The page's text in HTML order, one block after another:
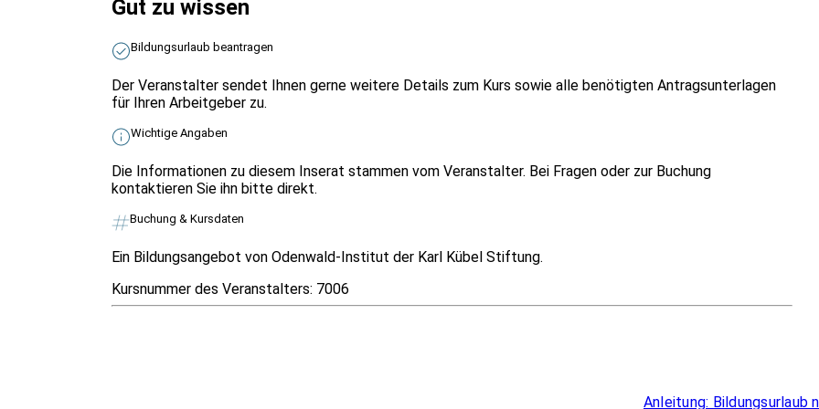
Gut zu wissen
Bildungsurlaub beantragen
Der Veranstalter sendet Ihnen gerne weitere Details zum Kurs sowie alle benötigten Antragsunterlagen
für Ihren Arbeitgeber zu.
Wichtige Angaben
Die Informationen zu diesem Inserat stammen vom Veranstalter. Bei Fragen oder zur Buchung
kontaktieren Sie ihn bitte direkt.
Buchung & Kursdaten
Ein Bildungsangebot von Odenwald-Institut der Karl Kübel Stiftung.
Kursnummer des Veranstalters: 7006
Anleitung: Bildungsurlaub